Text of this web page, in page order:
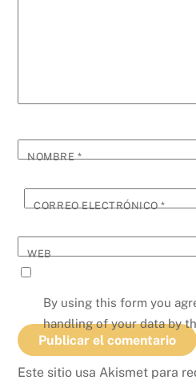
NOMBRE*
CORREO ELECTRÓNICO*
WEB
By using this form you
handling of your data by
Este sitio usa Akismet para